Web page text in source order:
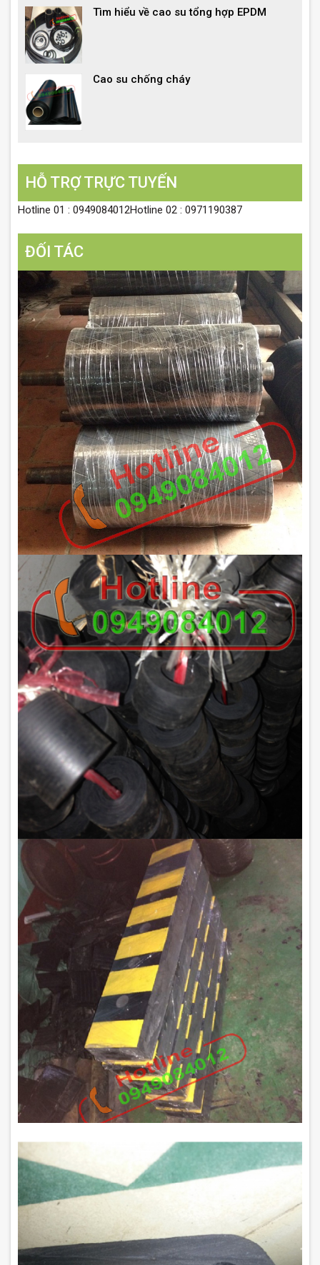
Tìm hiểu về cao su tổng hợp EPDM
Cao su chống cháy
HỖ TRỢ TRỰC TUYẾN
Hotline 01 : 0949084012Hotline 02 : 0971190387
ĐỐI TÁC